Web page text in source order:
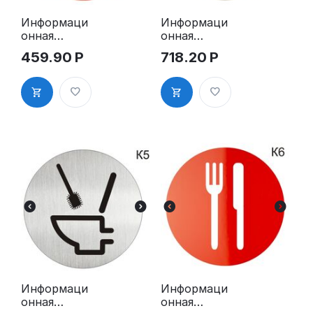
Информаци
онная
табличка
«Туалет»
таблички на
туалет
пиктограмм
459.90 Р
Информаци
онная
табличка
«Туалет WC»
таблички на
туалет
пиктограмм
718.20 Р
Информаци
онная
Информаци
онная